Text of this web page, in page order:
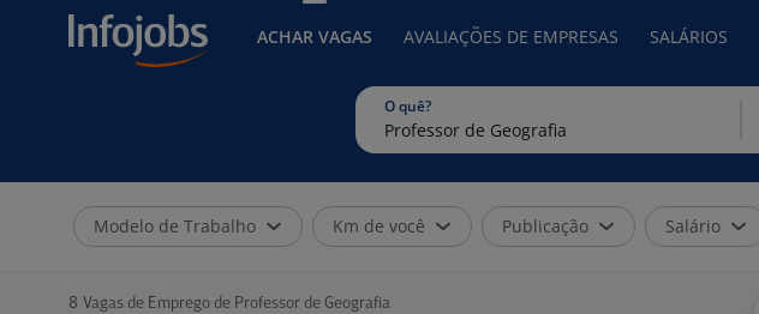
ACHAR VAGAS AVALIAÇÕES DE EMPRESAS SALÁRIOS
O quê?
Modelo de Trabalho Km de você Publicação Salário
8 Vagas de Emprego de Professor de Geografia